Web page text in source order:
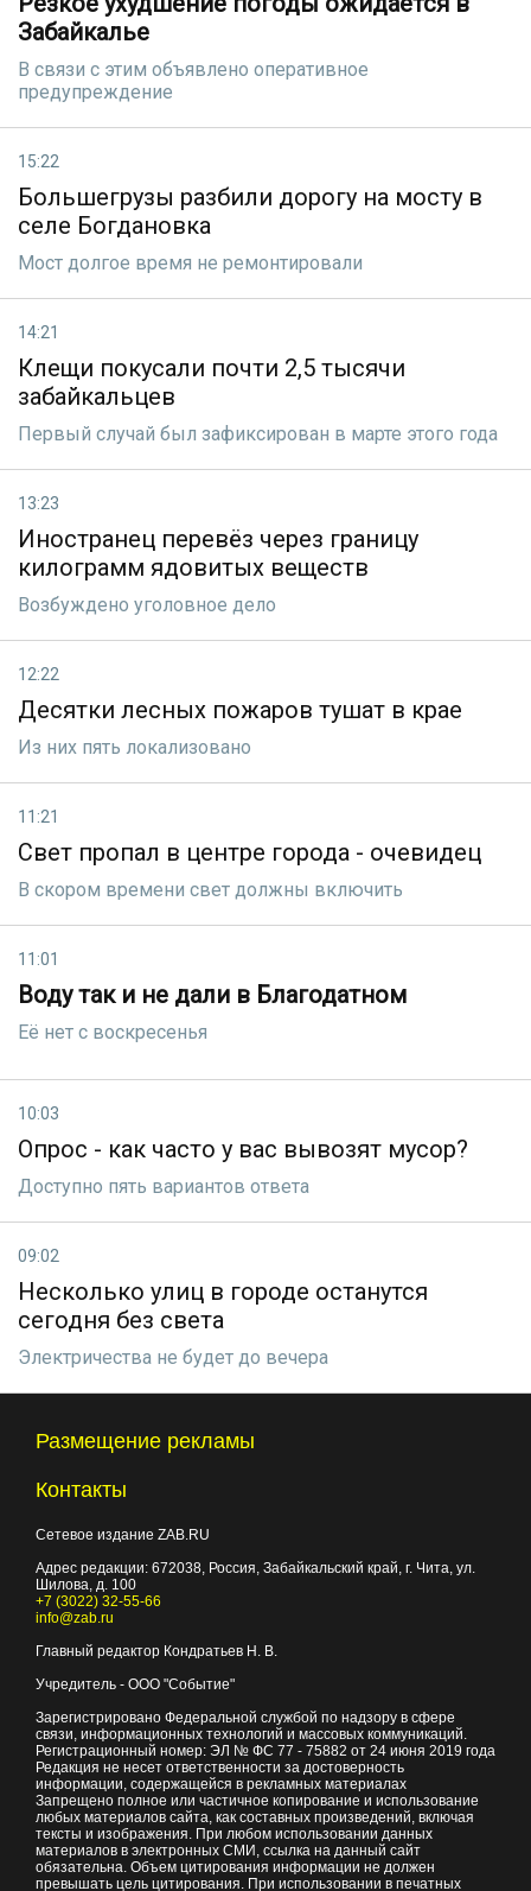
Забайкалье
В связи с этим объявлено оперативное
предупреждение
15:22
Большегрузы разбили дорогу на мосту в
селе Богдановка
Мост долгое время не ремонтировали
14:21
Клещи покусали почти 2,5 тысячи
забайкальцев
Первый случай был зафиксирован в марте этого года
13:23
Иностранец перевёз через границу
килограмм ядовитых веществ
Возбуждено уголовное дело
12:22
Десятки лесных пожаров тушат в крае
Из них пять локализовано
11:21
Свет пропал в центре города - очевидец
В скором времени свет должны включить
11:01
Воду так и не дали в Благодатном
Её нет с воскресенья
10:03
Опрос - как часто у вас вывозят мусор?
Доступно пять вариантов ответа
09:02
Несколько улиц в городе останутся
сегодня без света
Электричества не будет до вечера
Размещение рекламы
Контакты
Сетевое издание ZAB.RU
Адрес редакции: 672038, Россия, Забайкальский край, г. Чита, ул.
Шилова, д. 100
+7 (3022) 32-55-66
info@zab.ru
Главный редактор Кондратьев Н. В.
Учредитель - ООО "Событие"
Зарегистрировано Федеральной службой по надзору в сфере
связи, информационных технологий и массовых коммуникаций.
Регистрационный номер: ЭЛ № ФС 77 - 75882 от 24 июня 2019 года
Редакция не несет ответственности за достоверность
информации, содержащейся в рекламных материалах
Запрещено полное или частичное копирование и использование
любых материалов сайта, как составных произведений, включая
тексты и изображения. При любом использовании данных
материалов в электронных СМИ, ссылка на данный сайт
обязательна. Объем цитирования информации не должен
превышать цель цитирования. При использовании в печатных